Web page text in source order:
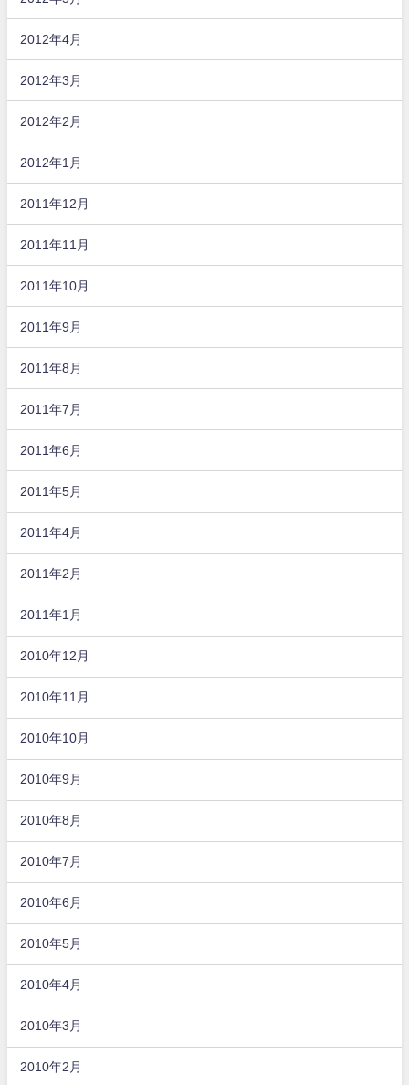
2012年4月
2012年3月
2012年2月
2012年1月
2011年12月
2011年11月
2011年10月
2011年9月
2011年8月
2011年7月
2011年6月
2011年5月
2011年4月
2011年2月
2011年1月
2010年12月
2010年11月
2010年10月
2010年9月
2010年8月
2010年7月
2010年6月
2010年5月
2010年4月
2010年3月
2010年2月